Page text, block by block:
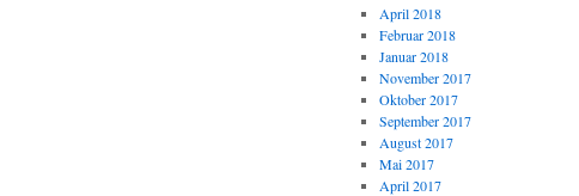
April 2018
Februar 2018
Januar 2018
November 2017
Oktober 2017
September 2017
August 2017
Mai 2017
April 2017